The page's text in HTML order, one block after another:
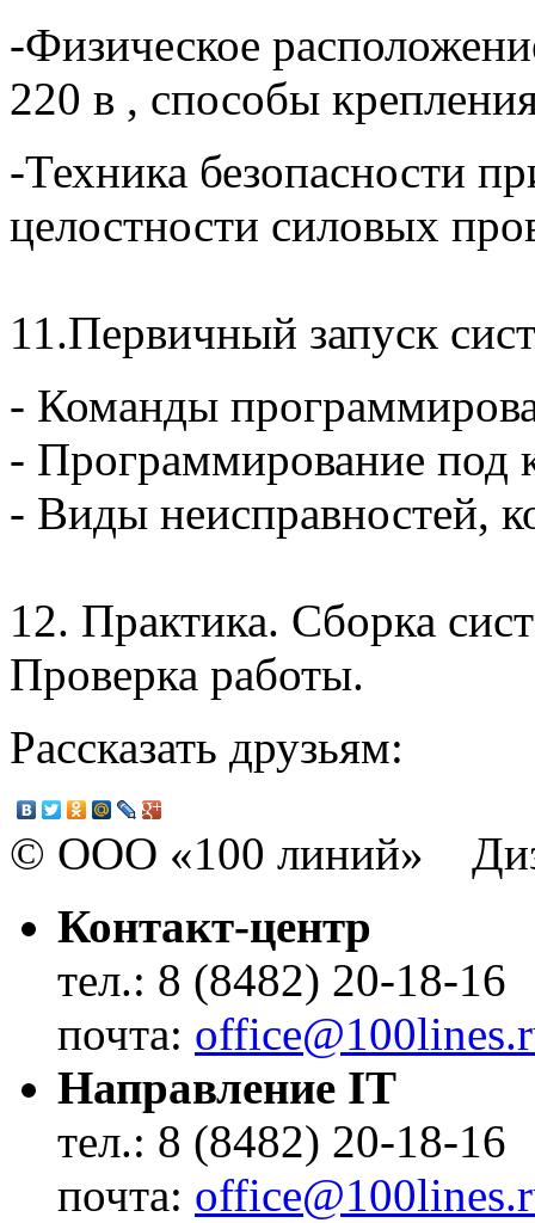
-Физическое
220 в , способы
-Техника безопасности
целостности силовых
11.Первичный запуск
- Команды
- Программирование под
- Виды неисправностей,
12. Практика. Сборка
Проверка работы.
Рассказать друзьям:
© ООО «100 линий»
Контакт-центр
тел.: 8 (8482) 20-18-16
почта:
Направление IT
тел.: 8 (8482) 20-18-16
почта: